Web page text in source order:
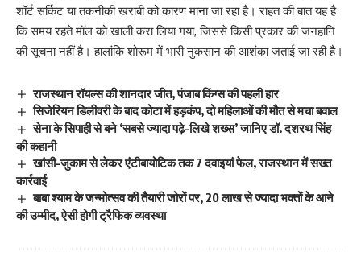
शॉर्ट सर्किट या तकनीकी खराबी को कारण माना जा रहा है। राहत की बात यह है
कि समय रहते मॉल को खाली करा लिया गया, जिससे किसी प्रकार की जनहानि
की सूचना नहीं है। हालांकि शोरूम में भारी नुकसान की आशंका जताई जा रही है।
राजस्थान रॉयल्स की शानदार जीत, पंजाब किंग्स की पहली हार
सिजेरियन डिलीवरी के बाद कोटा में हड़कंप, दो महिलाओं की मौत से मचा बवाल
सेना के सिपाही से बने ‘सबसे ज्यादा पढ़े-लिखे शख्स’ जानिए डॉ. दशरथ सिंह
की कहानी
खांसी-जुकाम से लेकर एंटीबायोटिक तक 7 दवाइयां फेल, राजस्थान में सख्त
कार्रवाई
बाबा श्याम के जन्मोत्सव की तैयारी जोरों पर, 20 लाख से ज्यादा भक्तों के आने
की उम्मीद, ऐसी होगी ट्रैफिक व्यवस्था